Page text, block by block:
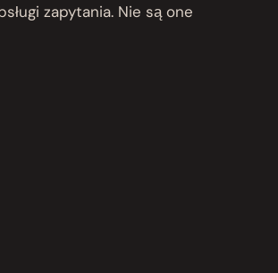
zapytania. Nie są one